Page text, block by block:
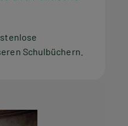
Schulbüchern.